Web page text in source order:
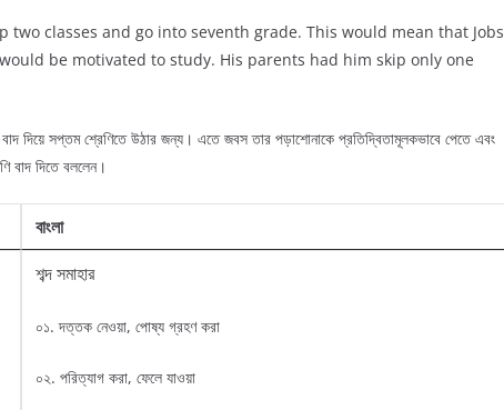
two classes and go into seventh grade. This would mean that Jobs
be motivated to study. His parents had him skip only one
দিয়ে সপ্তম শ্রেণিতে উঠার জন্য। এতে জবস তার পড়াশোনাকে প্রতিদ্বিতামূলকভাবে পেতে এবং
বাদ দিতে বললেন।
বাংলা
শব্দ সমাহার
০১. দত্তক নেওয়া, পোষ্য গ্রহণ করা
০২. পরিত্যাগ করা, ফেলে যাওয়া